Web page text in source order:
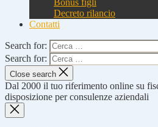
Bonus figli
Decreto rilancio
Contatti
Search for:
Search for:
Close search
Dal 2000 il tuo riferimento online su
disposizione per consulenze aziendali